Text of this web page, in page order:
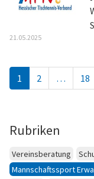
21.05.2025
1 2 … 18
Rubriken
Vereinsberatung
Mannschaftssport